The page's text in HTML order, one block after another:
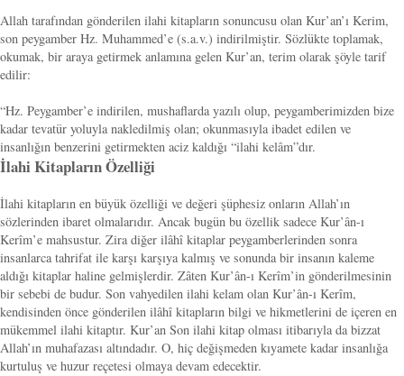
Allah tarafından gönderilen ilahi kitapların sonuncusu olan Kur’an’ı Kerim,
son peygamber Hz. Muhammed’e (s.a.v.) indirilmiştir. Sözlükte toplamak,
okumak, bir araya getirmek anlamına gelen Kur’an, terim olarak şöyle tarif
edilir:
“Hz. Peygamber’e indirilen, mushaflarda yazılı olup, peygamberimizden bize
kadar tevatür yoluyla nakledilmiş olan; okunmasıyla ibadet edilen ve
insanlığın benzerini getirmekten aciz kaldığı “ilahi kelâm”dır.
İlahi Kitapların Özelliği
İlahi kitapların en büyük özelliği ve değeri şüphesiz onların Allah’ın
sözlerinden ibaret olmalarıdır. Ancak bugün bu özellik sadece Kur’ân-ı
Kerîm’e mahsustur. Zira diğer ilâhî kitaplar peygamberlerinden sonra
insanlarca tahrifat ile karşı karşıya kalmış ve sonunda bir insanın kaleme
aldığı kitaplar haline gelmişlerdir. Zâten Kur’ân-ı Kerîm’in gönderilmesinin
bir sebebi de budur. Son vahyedilen ilahi kelam olan Kur’ân-ı Kerîm,
kendisinden önce gönderilen ilâhî kitapların bilgi ve hikmetlerini de içeren en
mükemmel ilahi kitaptır. Kur’an Son ilahi kitap olması itibarıyla da bizzat
Allah’ın muhafazası altındadır. O, hiç değişmeden kıyamete kadar insanlığa
kurtuluş ve huzur reçetesi olmaya devam edecektir.